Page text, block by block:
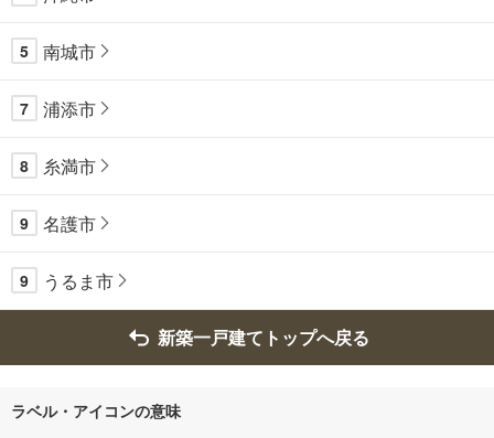
5 南城市
7 浦添市
8 糸満市
9 名護市
9 うるま市
新築一戸建てトップへ戻る
ラベル・アイコンの意味